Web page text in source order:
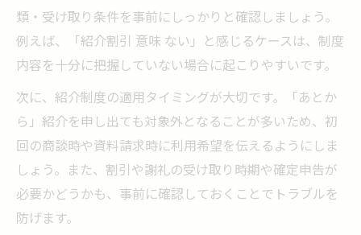
類・受け取り条件を事前にしっかりと確認しましょう。
例えば、「紹介割引 意味 ない」と感じるケースは、制度
内容を十分に把握していない場合に起こりやすいです。
次に、紹介制度の適用タイミングが大切です。「あとか
ら」紹介を申し出ても対象外となることが多いため、初
回の商談時や資料請求時に利用希望を伝えるようにしま
しょう。また、割引や謝礼の受け取り時期や確定申告が
必要かどうかも、事前に確認しておくことでトラブルを
防げます。